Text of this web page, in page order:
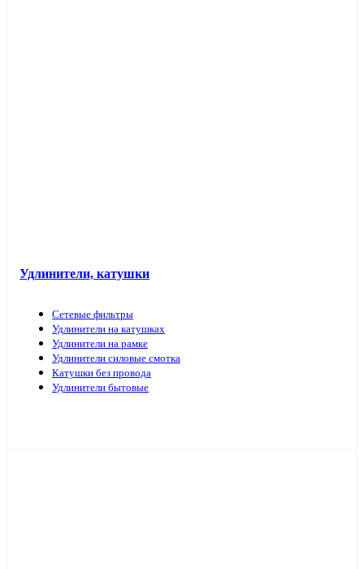
Удлинители, катушки
Сетевые фильтры
Удлинители на катушках
Удлинители на рамке
Удлинители силовые смотка
Катушки без провода
Удлинители бытовые